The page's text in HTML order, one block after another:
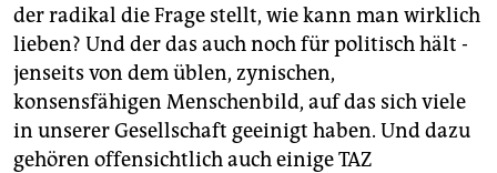
der radikal die Frage stellt, wie kann man wirklich
lieben? Und der das auch noch für politisch hält -
jenseits von dem üblen, zynischen,
konsensfähigen Menschenbild, auf das sich viele
in unserer Gesellschaft geeinigt haben. Und dazu
gehören offensichtlich auch einige TAZ